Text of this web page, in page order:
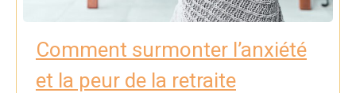
Comment surmonter l’anxiété
et la peur de la retraite